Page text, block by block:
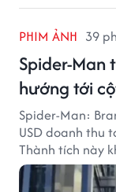
PHIM ẢNH 39
Spider-Man
hướng tới
Spider-Man:
USD doanh thu
Thành tích này
sẽ là cột mốc